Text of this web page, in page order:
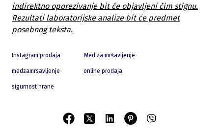
indirektno oporezivanje bit će objavljeni čim stignu.
Rezultati laboratorijske analize bit će predmet
posebnog teksta.
Instagram prodaja Med za mršavljenje
medzamrsavljenje online prodaja
sigurnost hrane